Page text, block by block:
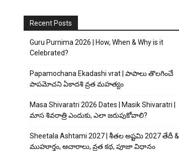
Recent Posts
Guru Purnima 2026 | How, When & Why is it
Celebrated?
Papamochana Ekadashi vrat | పాపాలు తొలగించే
పాపమోచని ఏకాదశి వ్రత మహత్యం
Masa Shivaratri 2026 Dates | Masik Shivaratri |
మాస శివరాత్రి ఎందుకు, ఎలా జరుపుకోవాలి?
Sheetala Ashtami 2027 | శీతల అష్టమి 2027 తేదీ &
ముహూర్తం, ఆచారాలు, వ్రత కథ, పూజా విధానం